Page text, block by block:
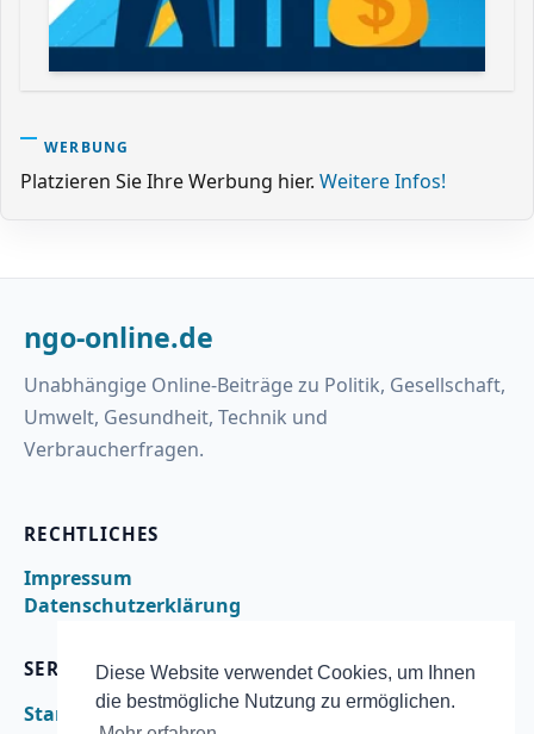
Diese Website verwendet Cookies, um Ihnen
die bestmögliche Nutzung zu ermöglichen.
WERBUNG
Platzieren Sie Ihre Werbung hier. Weitere Infos!
ngo-online.de
Unabhängige Online-Beiträge zu Politik, Gesellschaft,
Umwelt, Gesundheit, Technik und
Verbraucherfragen.
RECHTLICHES
Impressum
Datenschutzerklärung
SERVICE
Startseite